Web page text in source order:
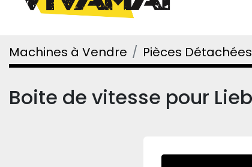
Machines à Vendre Pièces Détachées
Boite de vitesse pour